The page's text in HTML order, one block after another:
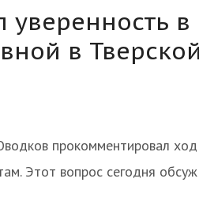
в
в Тверской
прокомментировал
Этот вопрос сегодня